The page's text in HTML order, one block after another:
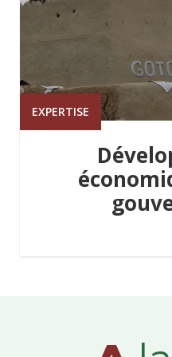
EXPERTISE